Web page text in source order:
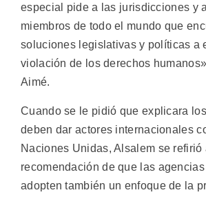
especial pide a las jurisdicciones y
miembros de todo el mundo que
soluciones legislativas y políticas a
violación de los derechos
Aimé.
Cuando se le pidió que explicara
deben dar actores internacionales
Naciones Unidas, Alsalem se refirió
recomendación de que las
adopten también un enfoque de la